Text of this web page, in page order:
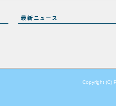
Copyright (C)